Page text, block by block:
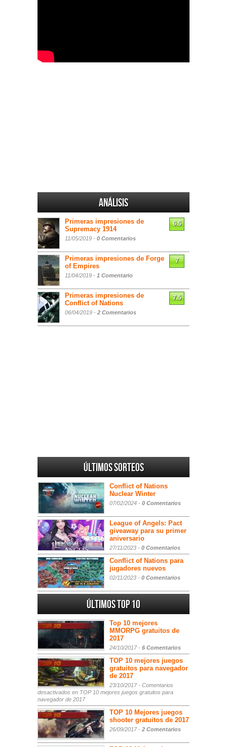
Análisis
Primeras impresiones de
Supremacy 1914
11/05/2019 - 0 Comentarios
6.5
Primeras impresiones de Forge
of Empires
11/04/2019 - 1 Comentario
7
Primeras impresiones de
Conflict of Nations
06/04/2019 - 2 Comentarios
7.5
Últimos sorteos
Conflict of Nations
Nuclear Winter
07/02/2024 - 0 Comentarios
League of Angels: Pact
giveaway para su primer
aniversario
27/11/2023 - 0 Comentarios
Conflict of Nations para
jugadores nuevos
02/11/2023 - 0 Comentarios
Últimos Top 10
Top 10 mejores
MMORPG gratuitos de
2017
24/10/2017 - 6 Comentarios
TOP 10 mejores juegos
gratuitos para navegador
de 2017
23/10/2017 - Comentarios
desactivados en TOP 10 mejores juegos gratuitos para
navegador de 2017
TOP 10 Mejores juegos
shooter gratuitos de 2017
26/09/2017 - 2 Comentarios